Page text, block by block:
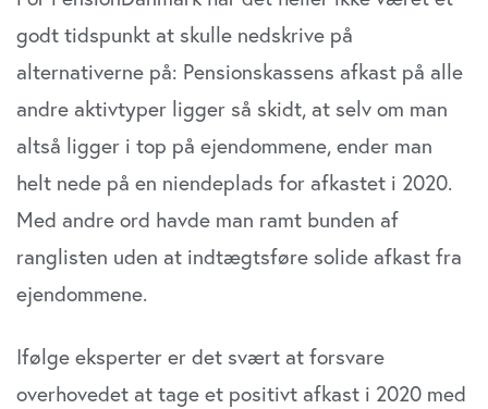
godt tidspunkt at skulle nedskrive på
alternativerne på: Pensionskassens afkast på alle
andre aktivtyper ligger så skidt, at selv om man
altså ligger i top på ejendommene, ender man
helt nede på en niendeplads for afkastet i 2020.
Med andre ord havde man ramt bunden af
ranglisten uden at indtægtsføre solide afkast fra
ejendommene.
Ifølge eksperter er det svært at forsvare
overhovedet at tage et positivt afkast i 2020 med